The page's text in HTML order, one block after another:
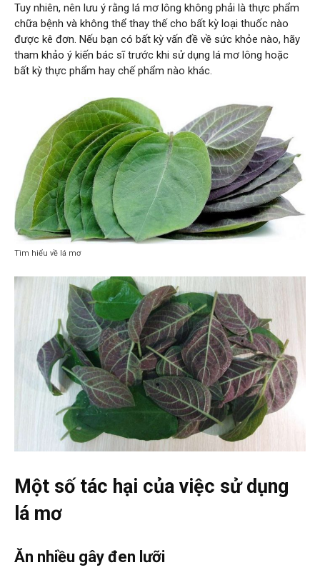
Tuy nhiên, nên lưu ý rằng lá mơ lông không phải là thực phẩm
chữa bệnh và không thể thay thế cho bất kỳ loại thuốc nào
được kê đơn. Nếu bạn có bất kỳ vấn đề về sức khỏe nào, hãy
tham khảo ý kiến ​​bác sĩ trước khi sử dụng lá mơ lông hoặc
bất kỳ thực phẩm hay chế phẩm nào khác.
Tìm hiểu về lá mơ
Một số tác hại của việc sử dụng
lá mơ
Ăn nhiều gây đen lưỡi